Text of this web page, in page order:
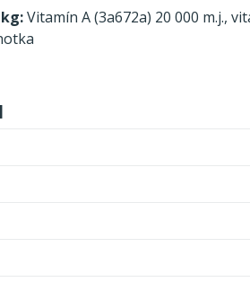
Vitamín A (3a672a) 20 000 m.j.,